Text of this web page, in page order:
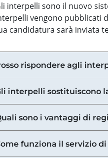
interpelli sono il nuovo
vengono pubblicati
candidatura sarà inviata
rispondere agli
interpelli sostituiscono
sono i vantaggi di
funziona il servizio